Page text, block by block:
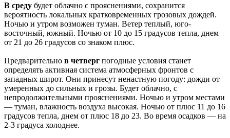
В среду будет облачно с прояснениями, сохранится
вероятность локальных кратковременных грозовых дождей.
Ночью и утром возможен туман. Ветер теплый, юго-
восточный, южный. Ночью от 10 до 15 градусов тепла, днем
от 21 до 26 градусов со знаком плюс.
Предварительно в четверг погодные условия станет
определять активная система атмосферных фронтов с
западных широт. Они принесут ненастную погоду: дожди от
умеренных до сильных и грозы. Будет облачно, с
непродолжительными прояснениями. Ночью и утром местами
— туман, влажность воздуха высокая. Ночью от плюс 11 до 16
градусов тепла, днем от плюс 18 до 23. Во время осадков — на
2-3 градуса холоднее.